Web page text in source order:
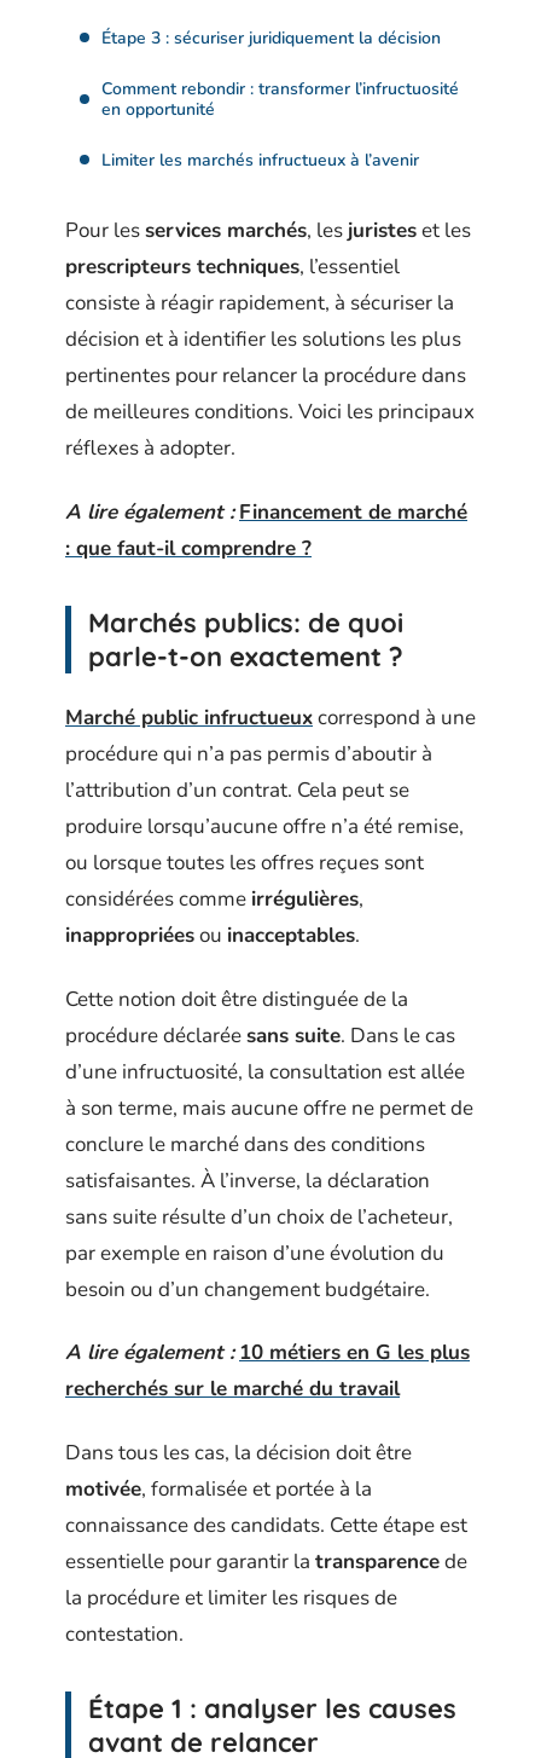
Étape 3 : sécuriser juridiquement la décision
Comment rebondir : transformer l’infructuosité
en opportunité
Limiter les marchés infructueux à l’avenir
Pour lesservices marchés, les juristeset les
prescripteurs techniques, l’essentiel
consiste à réagir rapidement, à sécuriser la
décision et à identifier les solutions les plus
pertinentes pour relancer la procédure dans
de meilleures conditions. Voici les principaux
réflexes à adopter.
A lire également : Financement de marché
: que faut-il comprendre ?
Marchés publics: de quoi
parle-t-on exactement ?
Marché public infructueuxcorrespond à une
procédure qui n’a pas permis d’aboutir à
l’attribution d’un contrat. Cela peut se
produire lorsqu’aucune offre n’a été remise,
ou lorsque toutes les offres reçues sont
considérées comme irrégulières,
inappropriéesou inacceptables.
Cette notion doit être distinguée de la
procédure déclaréesans suite. Dans le cas
d’une infructuosité, la consultation est allée
à son terme, mais aucune offre ne permet de
conclure le marché dans des conditions
satisfaisantes. À l’inverse, la déclaration
sans suite résulte d’un choix de l’acheteur,
par exemple en raison d’une évolution du
besoin ou d’un changement budgétaire.
A lire également : 10 métiers en G les plus
recherchés sur le marché du travail
Dans tous les cas, la décision doit être
motivée, formalisée et portée à la
connaissance des candidats. Cette étape est
essentielle pour garantir la transparencede
la procédure et limiter les risques de
contestation.
Étape 1 : analyser les causes
avant de relancer